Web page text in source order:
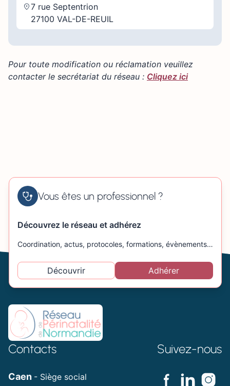
7 rue Septentrion
27100 VAL-DE-REUIL
Pour toute modification ou réclamation veuillez
contacter le secrétariat du réseau : Cliquez ici
Vous êtes un professionnel ?
Découvrez le réseau et adhérez
Coordination, actus, protocoles, formations, évènements…
Découvrir Adhérer
Contacts
Caen - Siège social
Suivez-nous